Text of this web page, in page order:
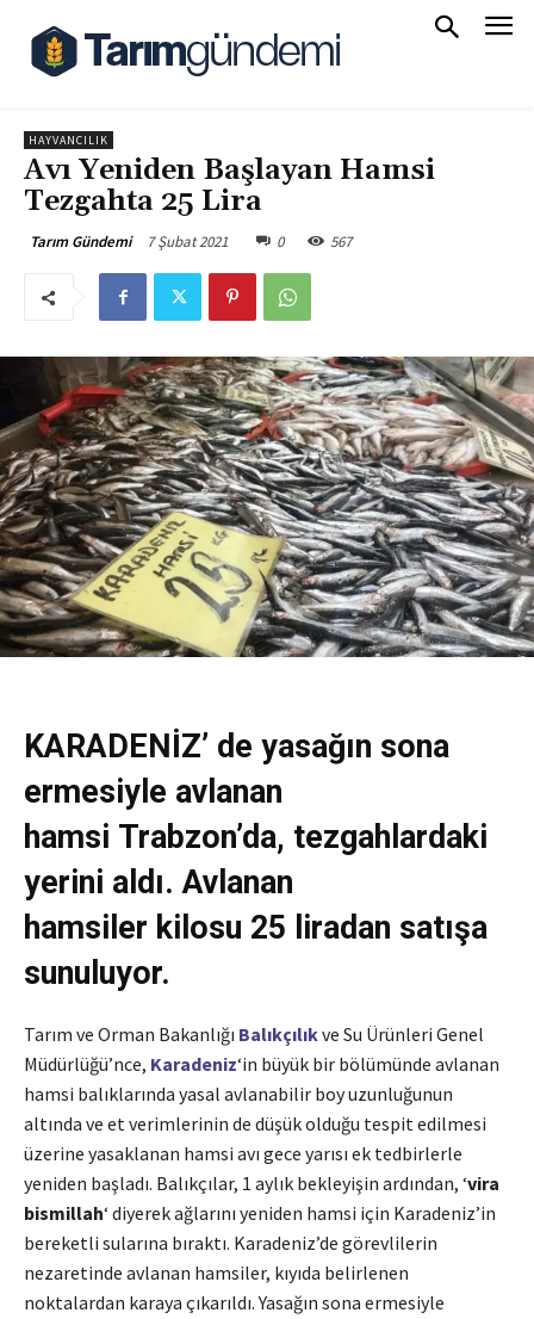
HAYVANCILIK
Avı Yeniden Başlayan Hamsi
Tezgahta 25 Lira
Tarım Gündemi 7 Şubat 2021 0 567
KARADENİZ’ de yasağın sona
ermesiyle avlanan
hamsi Trabzon’da, tezgahlardaki
yerini aldı. Avlanan
hamsiler kilosu 25 liradan satışa
sunuluyor.
Tarım ve Orman Bakanlığı Balıkçılıkve Su Ürünleri Genel
Müdürlüğü’nce, Karadeniz‘in büyük bir bölümünde avlanan
hamsi balıklarında yasal avlanabilir boy uzunluğunun
altında ve et verimlerinin de düşük olduğu tespit edilmesi
üzerine yasaklanan hamsi avı gece yarısı ek tedbirlerle
yeniden başladı. Balıkçılar, 1 aylık bekleyişin ardından, ‘vira
bismillah‘ diyerek ağlarını yeniden hamsi için Karadeniz’in
bereketli sularına bıraktı. Karadeniz’de görevlilerin
nezaretinde avlanan hamsiler, kıyıda belirlenen
noktalardan karaya çıkarıldı. Yasağın sona ermesiyle